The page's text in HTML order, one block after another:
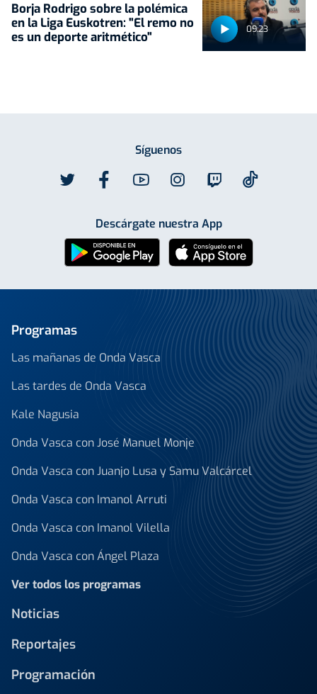
09:23
Borja Rodrigo sobre la polémica
en la Liga Euskotren: "El remo no
es un deporte aritmético"
Síguenos
Descárgate nuestra App
Programas
Las mañanas de Onda Vasca
Las tardes de Onda Vasca
Kale Nagusia
Onda Vasca con José Manuel Monje
Onda Vasca con Juanjo Lusa y Samu Valcárcel
Onda Vasca con Imanol Arruti
Onda Vasca con Imanol Vilella
Onda Vasca con Ángel Plaza
Ver todos los programas
Noticias
Reportajes
Programación